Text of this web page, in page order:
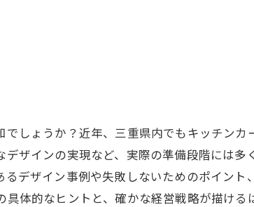
しょうか？近年、三重県内でもキッチンカ
ザインの実現など、実際の準備段階には多
デザイン事例や失敗しないためのポイント
体的なヒントと、確かな経営戦略が描ける